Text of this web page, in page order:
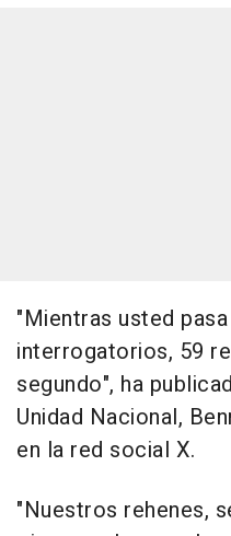
"Mientras usted
interrogatorios, 59
segundo", ha
Unidad Nacional,
en la red social X.
"Nuestros rehenes,